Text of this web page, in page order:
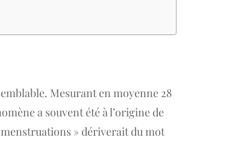
Mesurant en moyenne 28
a souvent été à l’origine de
» dériverait du mot